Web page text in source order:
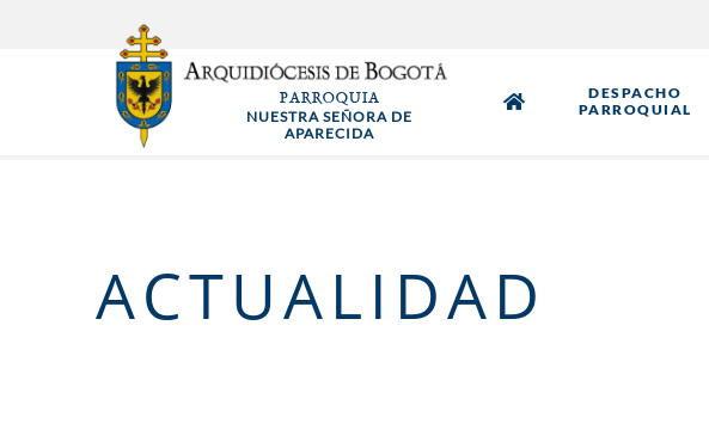
PARROQUIA
NUESTRA SEÑORA DE
APARECIDA
DESPACHO
PARROQUIAL
ACTUALIDAD